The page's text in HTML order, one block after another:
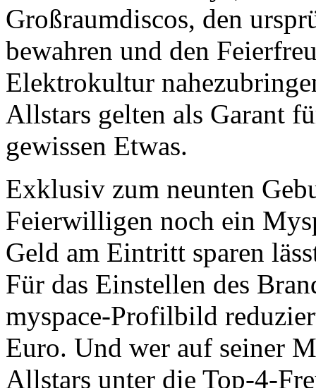
Großraumdiscos, den
bewahren und den
Elektrokultur
Allstars gelten als Garant
gewissen Etwas.
Exklusiv zum neunten
Feierwilligen noch ein
Geld am Eintritt sparen
Für das Einstellen des
myspace-Profilbild
Euro. Und wer auf seiner
Allstars unter die Top-4-